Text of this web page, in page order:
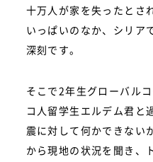
十万人が家を失ったとさ
いっぱいのなか、シリア
深刻です。
そこで2年生グローバル
コ人留学生エルデム君と
震に対して何かできない
から現地の状況を聞き、